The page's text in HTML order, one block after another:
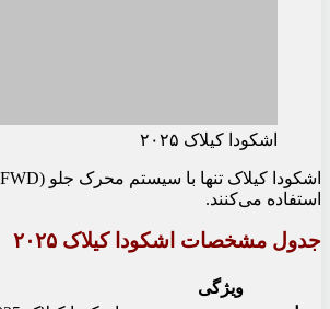
اشکودا کیلاک ۲۰۲۵
استفاده می‌کنند.
جدول مشخصات اشکودا کیلاک ۲۰۲۵
ویژگی